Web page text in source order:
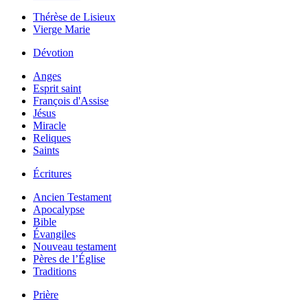
Thérèse de Lisieux
Vierge Marie
Dévotion
Anges
Esprit saint
François d'Assise
Jésus
Miracle
Reliques
Saints
Écritures
Ancien Testament
Apocalypse
Bible
Évangiles
Nouveau testament
Pères de l’Église
Traditions
Prière